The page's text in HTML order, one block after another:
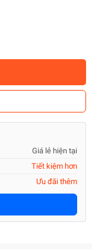
Giá lẻ hiện tại
Tiết kiệm hơn
Ưu đãi thêm